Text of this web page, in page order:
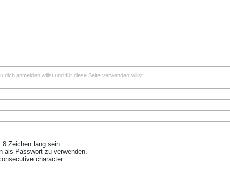
dich anmelden willst und für diese Seite verwenden willst.
Zeichen lang sein.
als Passwort zu verwenden.
character.